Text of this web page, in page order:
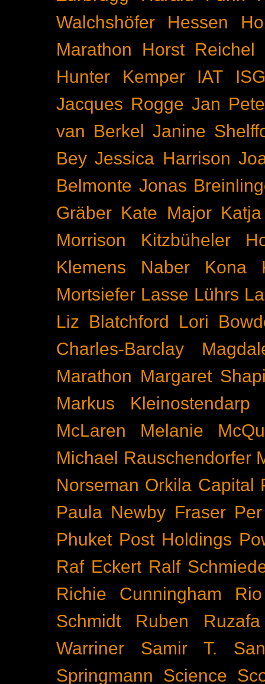
Walchshöfer
Hessen
Marathon
Horst Reichel
Hunter Kemper
IAT
Jacques Rogge Jan
van Berkel Janine
Bey Jessica Harrison
Belmonte Jonas
Gräber Kate Major
Morrison
Kitzbüheler
Klemens Naber
Kona
Mortsiefer Lasse Lührs
Liz Blatchford
Lori
Charles-Barclay
Marathon Margaret
Markus Kleinostendarp
McLaren
Melanie
Michael Rauschendorfer
Norseman Orkila Capital
Paula Newby Fraser
Phuket Post Holdings
Raf Eckert Ralf
Richie Cunningham
Rio
Schmidt
Ruben Ruzafa
Warriner
Samir T.
Springmann
Science